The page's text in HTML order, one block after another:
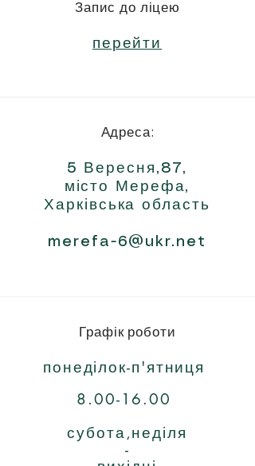
Запис до ліцею
перейти
Адреса:
5 Вересня,87,
місто Мерефа,
Харківська область
merefa-6@ukr.net
Графік роботи
понеділок-п'ятниця
8.00-16.00
субота,неділя
-